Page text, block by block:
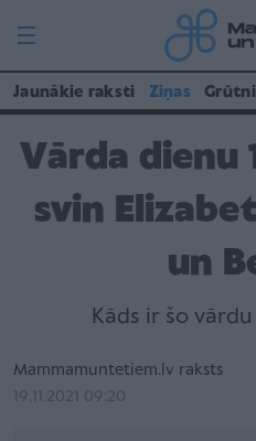
Jaunākie raksti Ziņas
Vārda dienu
svin
un
Kāds ir šo
Mammamuntetiem.lv raksts
19.11.2021 09:20